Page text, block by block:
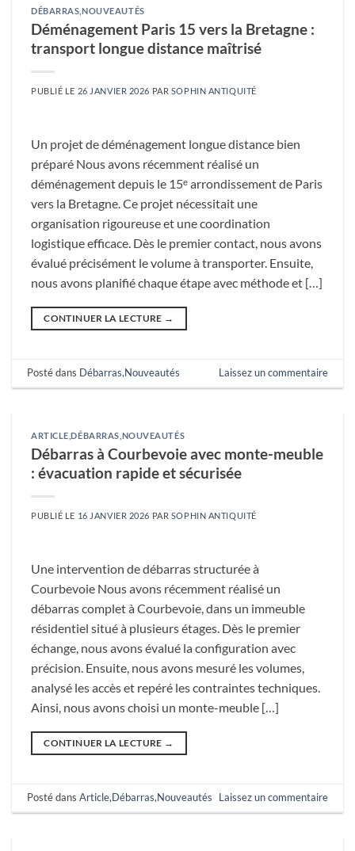
DÉBARRAS ,NOUVEAUTÉS
Déménagement Paris 15 vers la Bretagne :
transport longue distance maîtrisé
PUBLIÉ LE 26 JANVIER 2026 PAR SOPHIN ANTIQUITÉ
Un projet de déménagement longue distance bien
préparé Nous avons récemment réalisé un
déménagement depuis le 15ᵉ arrondissement de Paris
vers la Bretagne. Ce projet nécessitait une
organisation rigoureuse et une coordination
logistique efficace. Dès le premier contact, nous avons
évalué précisément le volume à transporter. Ensuite,
nous avons planifié chaque étape avec méthode et […]
CONTINUER LA LECTURE →
Posté dans Débarras,Nouveautés Laissez un commentaire
ARTICLE ,DÉBARRAS NOUVEAUTÉS
Débarras à Courbevoie avec monte-meuble
: évacuation rapide et sécurisée
PUBLIÉ LE 16 JANVIER 2026 PAR SOPHIN ANTIQUITÉ
Une intervention de débarras structurée à
Courbevoie Nous avons récemment réalisé un
débarras complet à Courbevoie, dans un immeuble
résidentiel situé à plusieurs étages. Dès le premier
échange, nous avons évalué la configuration avec
précision. Ensuite, nous avons mesuré les volumes,
analysé les accès et repéré les contraintes techniques.
Ainsi, nous avons choisi un monte-meuble […]
CONTINUER LA LECTURE →
Posté dansArticle,Débarras,Nouveautés Laissez un commentaire